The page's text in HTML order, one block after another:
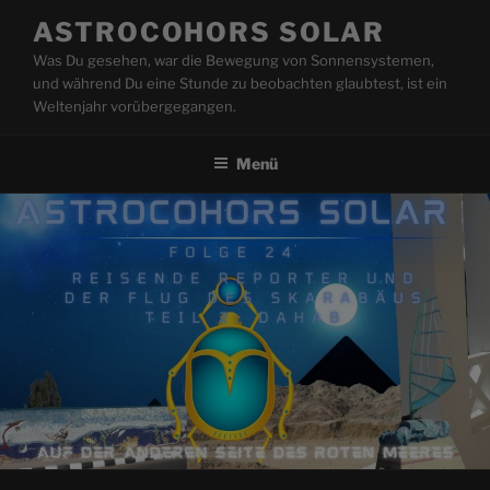
Inhalt
springen
ASTROCOHORS SOLAR
Was Du gesehen, war die Bewegung von Sonnensystemen,
und während Du eine Stunde zu beobachten glaubtest, ist ein
Weltenjahr vorübergegangen.
Menü